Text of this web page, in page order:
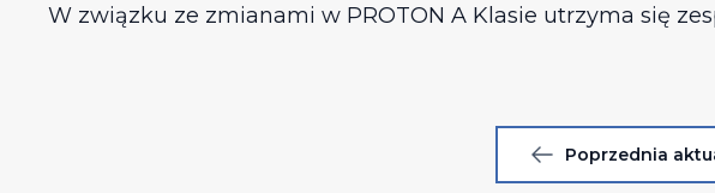
W związku ze zmianami w PROTON A Klasie utrzyma się
Poprzednia